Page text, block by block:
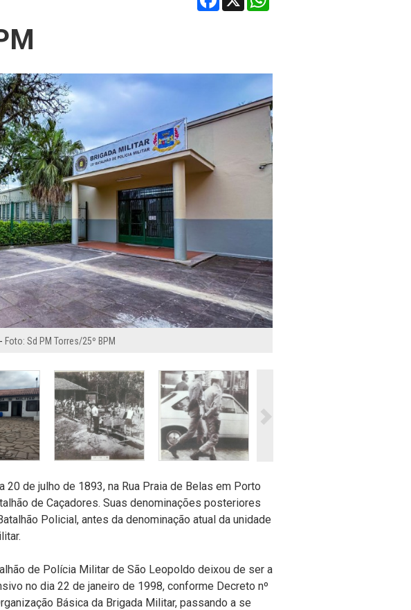
Foto: Sd PM Torres/25º BPM
de julho de 1893, na Rua Praia de Belas em Porto
de Caçadores. Suas denominações posteriores
Policial, antes da denominação atual da unidade
de Polícia Militar de São Leopoldo deixou de ser a
no dia 22 de janeiro de 1998, conforme Decreto nº
Básica da Brigada Militar, passando a se